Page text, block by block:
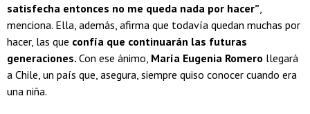
satisfecha entonces no me queda nada por hacer”,
menciona. Ella, además, afirma que todavía quedan muchas por
hacer, las que confía que continuarán las futuras
generaciones. Con ese ánimo, María Eugenia Romero llegará
a Chile, un país que, asegura, siempre quiso conocer cuando era
una niña.